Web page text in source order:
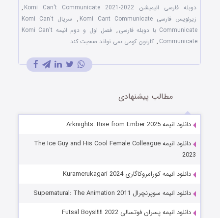
دوبله فارسی انیمیشن Komi Can't Communicate 2021-2022
,
زیرنویس فارسی Komi Cant Communicate
,
سریال Komi Can't
Communicate با دوبله فارسی
,
فصل اول و دوم انیمه Komi Can't
Communicate
, کارتون کومی نمی تواند صحبت کند
مطالب پیشنهادی
دانلود انیمه Arknights: Rise from Ember 2025
دانلود انیمه The Ice Guy and His Cool Female Colleague
2023
دانلود انیمه کورامروکاگاری Kuramerukagari 2024
دانلود انیمه سوپرنچرال Supernatural: The Animation 2011
دانلود انیمه پسران فوتسالی Futsal Boys!!!!! 2022